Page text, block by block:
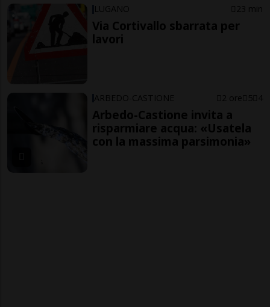
LUGANO 23 min
Via Cortivallo sbarrata per
lavori
ARBEDO-CASTIONE 2 ore 5 4
Arbedo-Castione invita a
risparmiare acqua: «Usatela
con la massima parsimonia»